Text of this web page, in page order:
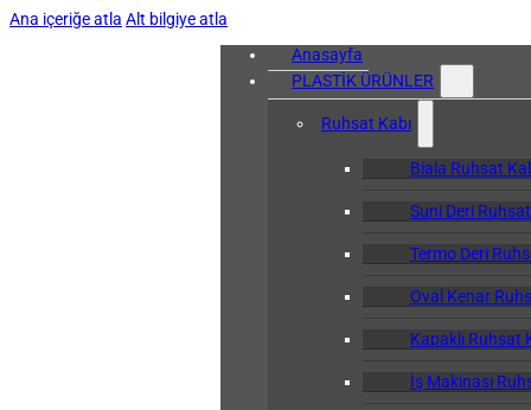
Ana içeriğe atla Alt bilgiye atla
Anasayfa
PLASTİK ÜRÜNLER
Ruhsat Kabı
Biala Ruhsat
Suni Deri Ruhsat
Termo Deri
Oval Kenar
Kapaklı Ruhsat
İş Makinası